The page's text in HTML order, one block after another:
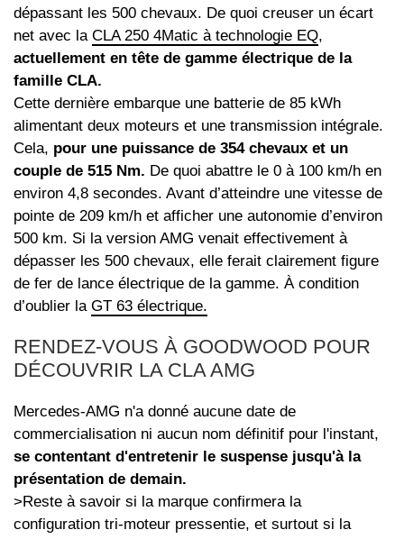
dépassant les 500 chevaux. De quoi creuser un écart
net avec la CLA 250 4Matic à technologie EQ,
actuellement en tête de gamme électrique de la
famille CLA.
Cette dernière embarque une batterie de 85 kWh
alimentant deux moteurs et une transmission intégrale.
Cela, pour une puissance de 354 chevaux et un
couple de 515 Nm. De quoi abattre le 0 à 100 km/h en
environ 4,8 secondes. Avant d’atteindre une vitesse de
pointe de 209 km/h et afficher une autonomie d’environ
500 km. Si la version AMG venait effectivement à
dépasser les 500 chevaux, elle ferait clairement figure
de fer de lance électrique de la gamme. À condition
d’oublier la GT 63 électrique.
RENDEZ-VOUS À GOODWOOD POUR
DÉCOUVRIR LA CLA AMG
Mercedes-AMG n'a donné aucune date de
commercialisation ni aucun nom définitif pour l'instant,
se contentant d'entretenir le suspense jusqu'à la
présentation de demain.
>Reste à savoir si la marque confirmera la
configuration tri-moteur pressentie, et surtout si la